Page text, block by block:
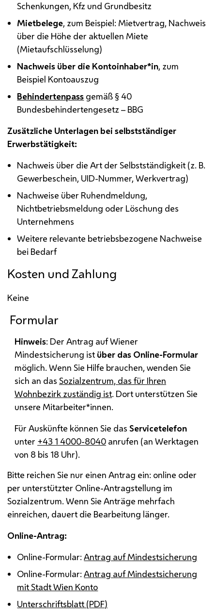
Schenkungen, Kfz und Grundbesitz
Mietbelege, zum Beispiel: Mietvertrag, Nachweis
über die Höhe der aktuellen Miete
(Mietaufschlüsselung)
Nachweis über die Kontoinhaber*in, zum
Beispiel Kontoauszug
Behindertenpass gemäß § 40
Bundesbehindertengesetz – BBG
Zusätzliche Unterlagen bei selbstständiger
Erwerbstätigkeit:
Nachweis über die Art der Selbstständigkeit (z. B.
Gewerbeschein, UID-Nummer, Werkvertrag)
Nachweise über Ruhendmeldung,
Nichtbetriebsmeldung oder Löschung des
Unternehmens
Weitere relevante betriebsbezogene Nachweise
bei Bedarf
Kosten und Zahlung
Keine
Formular
Hinweis: Der Antrag auf Wiener
Mindestsicherung ist über das Online-Formular
möglich. Wenn Sie Hilfe brauchen, wenden Sie
sich an das Sozialzentrum, das für Ihren
Wohnbezirk zuständig ist. Dort unterstützen Sie
unsere Mitarbeiter*innen.
Für Auskünfte können Sie das Servicetelefon
unter +43 1 4000-8040 anrufen (an Werktagen
von 8 bis 18 Uhr).
Bitte reichen Sie nur einen Antrag ein: online oder
per unterstützter Online-Antragstellung im
Sozialzentrum. Wenn Sie Anträge mehrfach
einreichen, dauert die Bearbeitung länger.
Online-Antrag:
Online-Formular:Antrag auf Mindestsicherung
Online-Formular:Antrag auf Mindestsicherung
mit Stadt Wien Konto
Unterschriftsblatt (PDF)